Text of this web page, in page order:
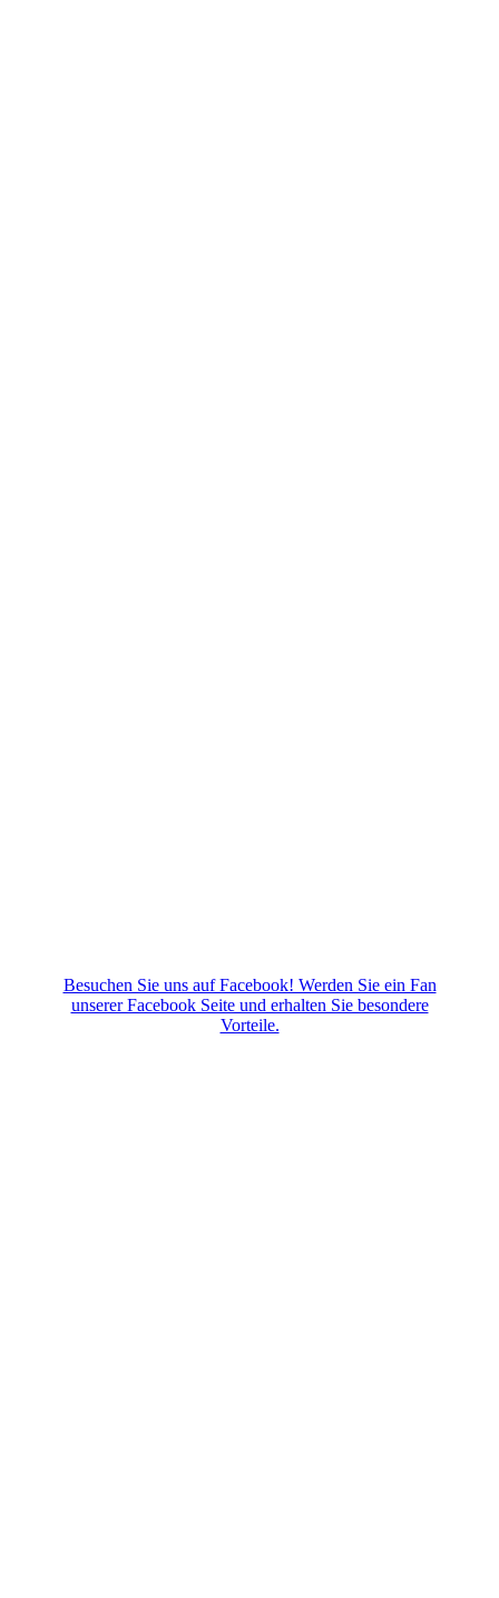
Besuchen Sie uns auf Facebook! Werden Sie ein Fan
unserer Facebook Seite und erhalten Sie besondere
Vorteile.